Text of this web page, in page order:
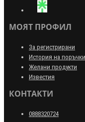
МОЯТ ПРОФИЛ
За регистрирани
История на
Желани продукти
Известия
КОНТАКТИ
0888320724